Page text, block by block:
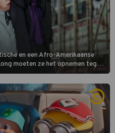
en een Afro-Amerikaanse
moeten ze het opnemen tegen